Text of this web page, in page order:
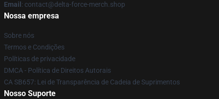
Email : contact@delta-force-merch.shop
Nossa empresa
Sobre nós
Termos e Condições
Políticas de privacidade
DMCA - Política de Direitos Autorais
CA SB657: Lei de Transparência de Cadeia de Suprimentos
Nosso Suporte